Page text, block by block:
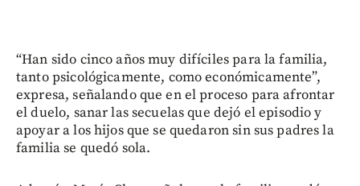
“Han sido cinco años muy difíciles para la familia,
tanto psicológicamente, como económicamente”,
expresa, señalando que en el proceso para afrontar
el duelo, sanar las secuelas que dejó el episodio y
apoyar a los hijos que se quedaron sin sus padres la
familia se quedó sola.